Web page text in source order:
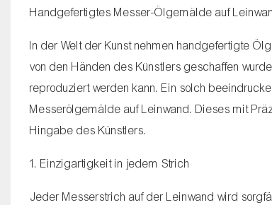
Handgefertigtes Messer-Ölgemälde auf
In der Welt der Kunst nehmen handgefertigte
von den Händen des Künstlers geschaffen
reproduziert werden kann. Ein solch
Messerölgemälde auf Leinwand. Dieses mit
Hingabe des Künstlers.
1. Einzigartigkeit in jedem Strich
Jeder Messerstrich auf der Leinwand wird